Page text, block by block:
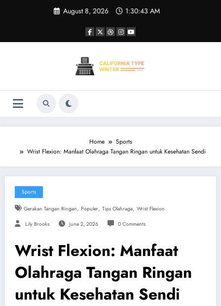
August 8, 2026 1:30:44 AM
Home
Sports
Wrist Flexion: Manfaat Olahraga Tangan Ringan untuk Kesehatan Sendi
Sports
Gerakan Tangan Ringan, Populer, Tips Olahraga, Wrist Flexion
Lily Brooks June 2, 2026 0 Comments
Wrist Flexion: Manfaat
Olahraga Tangan Ringan
untuk Kesehatan Sendi